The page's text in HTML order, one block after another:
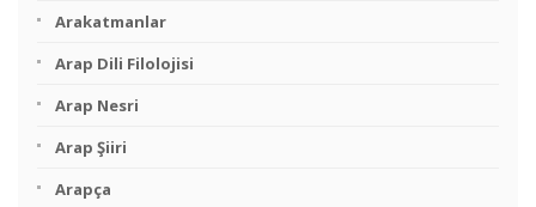
Arakatmanlar
Arap Dili Filolojisi
Arap Nesri
Arap Şiiri
Arapça